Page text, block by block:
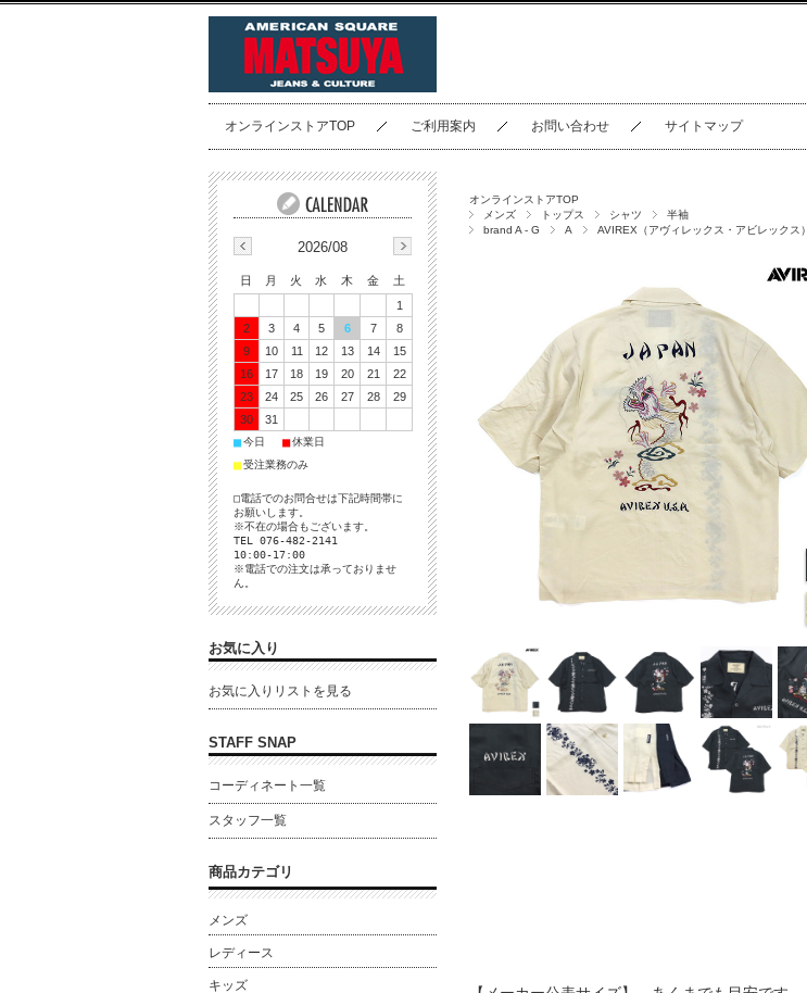
オンラインストアTOP ご利用案内 お問い合わせ サイトマップ
オンラインストアTOP
メンズ
トップス シャツ
半袖
brand A - G
A AVIREX（アヴィレックス・アビレックス）
2026/08
日 月 火 水 木 金
土
1
2
3 4 5 6 7
8
9
10 11 12 13 14
15
16
17 18 19 20 21
22
23
24 25 26 27 28
29
30
31
■今日 ■休業日
■受注業務のみ
□電話でのお問合せは下記時間帯に
お願いします。
※不在の場合もございます。
TEL 076-482-2141
10:00-17:00
※電話での注文は承っておりませ
ん。
お気に入り
お気に入りリストを見る
STAFF SNAP
コーディネート一覧
スタッフ一覧
商品カテゴリ
メンズ
レディース
キッズ